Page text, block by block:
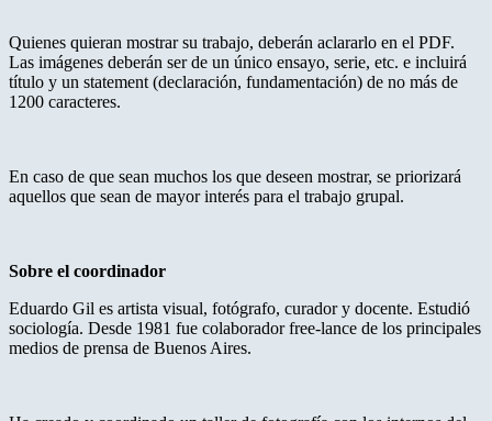
Quienes quieran mostrar su trabajo, deberán aclararlo en el PDF.
Las imágenes deberán ser de un único ensayo, serie, etc. e incluirá
título y un statement (declaración, fundamentación) de no más de
1200 caracteres.
En caso de que sean muchos los que deseen mostrar, se priorizará
aquellos que sean de mayor interés para el trabajo grupal.
Sobre el coordinador
Eduardo Gil es artista visual, fotógrafo, curador y docente. Estudió
sociología. Desde 1981 fue colaborador free-lance de los principales
medios de prensa de Buenos Aires.